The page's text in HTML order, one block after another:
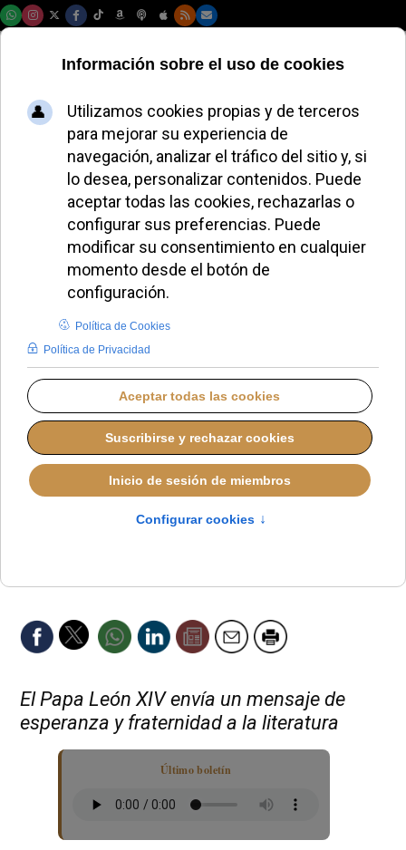
León XIV defiende
la lectura como
antídoto contra los
fundamentalismos
ALMUDENA RODRIGO PAPA LEÓN XIV
El Papa León XIV envía un mensaje de
esperanza y fraternidad a la literatura
Último boletín